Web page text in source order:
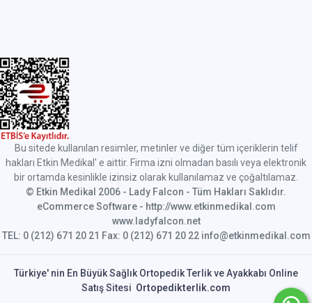
Bu sitede kullanılan resimler, metinler ve diğer tüm içeriklerin telif
hakları Etkin Medikal' e aittir. Firma izni olmadan basılı veya elektronik
bir ortamda kesinlikle izinsiz olarak kullanılamaz ve çoğaltılamaz.
© Etkin Medikal 2006 - Lady Falcon - Tüm Hakları Saklıdır.
eCommerce Software - http://www.etkinmedikal.com
www.ladyfalcon.net
TEL: 0 (212) 671 20 21 Fax: 0 (212) 671 20 22 info@etkinmedikal.com
Türkiye' nin En Büyük Sağlık Ortopedik Terlik ve Ayakkabı Online
Satış Sitesi Ortopedikterlik.com